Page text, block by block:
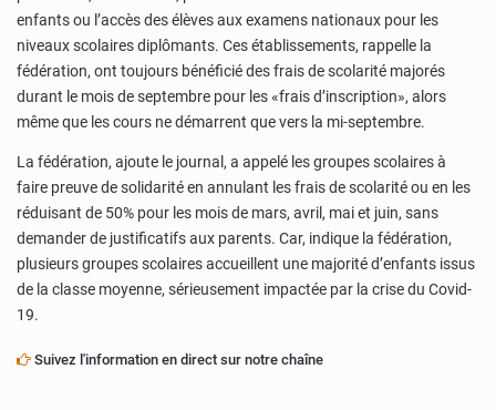
enfants ou l’accès des élèves aux examens nationaux pour les
niveaux scolaires diplômants. Ces établissements, rappelle la
fédération, ont toujours bénéficié des frais de scolarité majorés
durant le mois de septembre pour les «frais d’inscription», alors
même que les cours ne démarrent que vers la mi-septembre.
La fédération, ajoute le journal, a appelé les groupes scolaires à
faire preuve de solidarité en annulant les frais de scolarité ou en les
réduisant de 50% pour les mois de mars, avril, mai et juin, sans
demander de justificatifs aux parents. Car, indique la fédération,
plusieurs groupes scolaires accueillent une majorité d’enfants issus
de la classe moyenne, sérieusement impactée par la crise du Covid-
19.
Suivez l'information en direct sur notre chaîne